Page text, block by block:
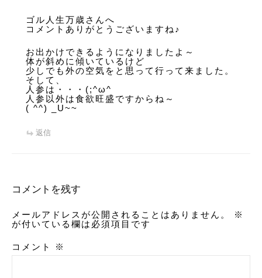
ゴル人生万歳さんへ
コメントありがとうございますね♪
お出かけできるようになりましたよ～
体が斜めに傾いているけど
少しでも外の空気をと思って行って来ました。
そして、
人参は・・・(;^ω^
人参以外は食欲旺盛ですからね～
( ^^) _U~~
返信
コメントを残す
メールアドレスが公開されることはありません。
※
が付いている欄は必須項目です
コメント ※